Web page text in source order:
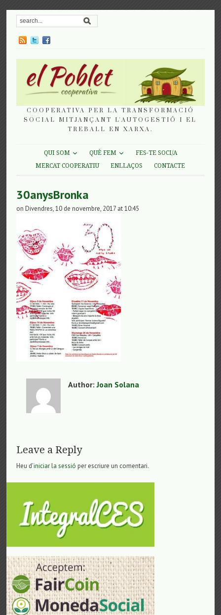
COOPERATIVA PER LA TRANSFORMACIÓ
SOCIAL MITJANÇANT L'AUTOGESTIÓ I EL
TREBALL EN XARXA.
QUI SOM QUÈ FEM
FES-TE SOCI/A
MERCAT COOPERATIU
ENLLAÇOS CONTACTE
30anysBronka
on Divendres, 10 de novembre, 2017 at 10:45
Author:Joan Solana
Leave a Reply
Heu d'iniciar la sessió per escriure un comentari.